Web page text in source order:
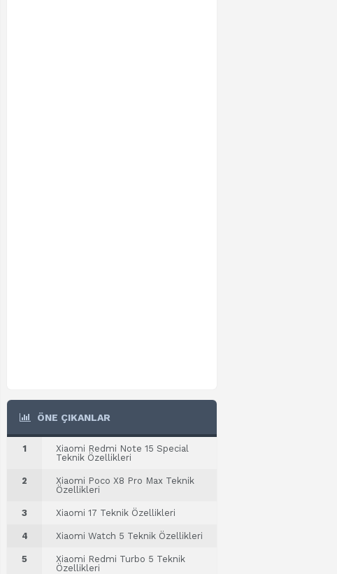
ÖNE ÇIKANLAR
1
Xiaomi Redmi Note 15 Special
Teknik Özellikleri
2
Xiaomi Poco X8 Pro Max Teknik
Özellikleri
3 Xiaomi 17 Teknik Özellikleri
4 Xiaomi Watch 5 Teknik Özellikleri
5
Xiaomi Redmi Turbo 5 Teknik
Özellikleri